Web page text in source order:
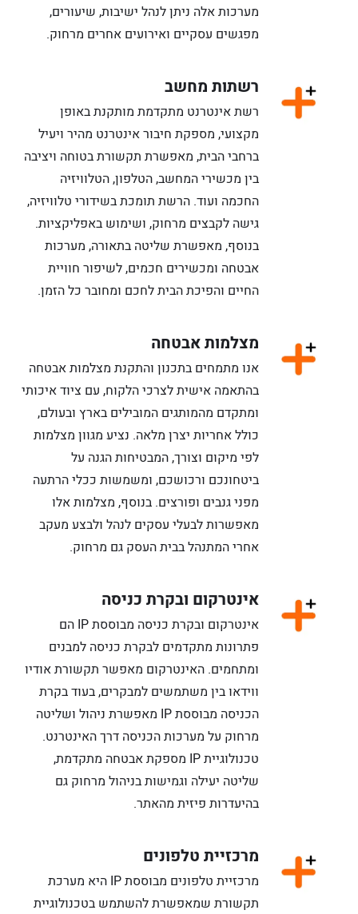
מערכות אלה ניתן לנהל ישיבות, שיעורים,
מפגשים עסקיים ואירועים אחרים מרחוק.
רשתות מחשב
רשת אינטרנט מתקדמת מותקנת באופן
מקצועי, מספקת חיבור אינטרנט מהיר ויעיל
ברחבי הבית, מאפשרת תקשורת בטוחה ויציבה
בין מכשירי המחשב, הטלפון, הטלוויזיה
החכמה ועוד. הרשת תומכת בשידורי טלוויזיה,
גישה לקבצים מרחוק, ושימוש באפליקציות.
בנוסף, מאפשרת שליטה בתאורה, מערכות
אבטחה ומכשירים חכמים, לשיפור חוויית
החיים והפיכת הבית לחכם ומחובר כל הזמן.
מצלמות אבטחה
אנו מתמחים בתכנון והתקנת מצלמות אבטחה
בהתאמה אישית לצרכי הלקוח, עם ציוד איכותי
ומתקדם מהמותגים המובילים בארץ ובעולם,
כולל אחריות יצרן מלאה. נציע מגוון מצלמות
לפי מיקום וצורך, המבטיחות הגנה על
ביטחונכם ורכושכם, ומשמשות ככלי הרתעה
מפני גנבים ופורצים. בנוסף, מצלמות אלו
מאפשרות לבעלי עסקים לנהל ולבצע מעקב
אחרי המתנהל בבית העסק גם מרחוק.
אינטרקום ובקרת כניסה
אינטרקום ובקרת כניסה מבוססת IP הם
פתרונות מתקדמים לבקרת כניסה למבנים
ומתחמים. האינטרקום מאפשר תקשורת אודיו
ווידאו בין משתמשים למבקרים, בעוד בקרת
הכניסה מבוססת IP מאפשרת ניהול ושליטה
מרחוק על מערכות הכניסה דרך האינטרנט.
טכנולוגיית IP מספקת אבטחה מתקדמת,
שליטה יעילה וגמישות בניהול מרחוק גם
בהיעדרות פיזית מהאתר.
מרכזיית טלפונים
מרכזיית טלפונים מבוססת IP היא מערכת
תקשורת שמאפשרת להשתמש בטכנולוגיית